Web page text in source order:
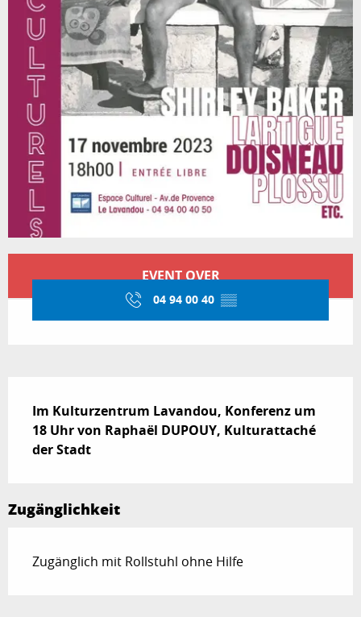
Öffnungszeiten & Kontaktdaten
EVENT OVER
04 94 00 40 ▒▒
Im Kulturzentrum Lavandou, Konferenz um
18 Uhr von Raphaël DUPOUY, Kulturattaché
der Stadt
Zugänglichkeit
Zugänglich mit Rollstuhl ohne Hilfe